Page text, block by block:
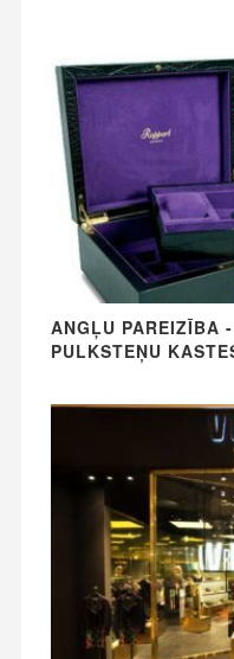
ANGĻU PAREIZĪBA
PULKSTEŅU